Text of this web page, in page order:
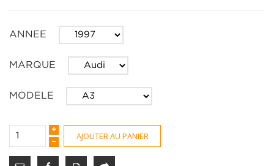
ANNEE
MARQUE
MODELE
AJOUTER AU PANIER